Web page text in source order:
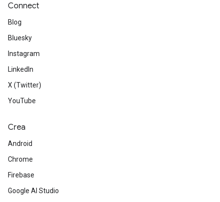
Connect
Blog
Bluesky
Instagram
LinkedIn
X (Twitter)
YouTube
Crea
Android
Chrome
Firebase
Google AI Studio